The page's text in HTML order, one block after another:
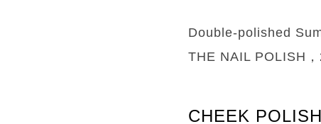
Double-polished
THE NAIL POLISH，
CHEEK POLISH